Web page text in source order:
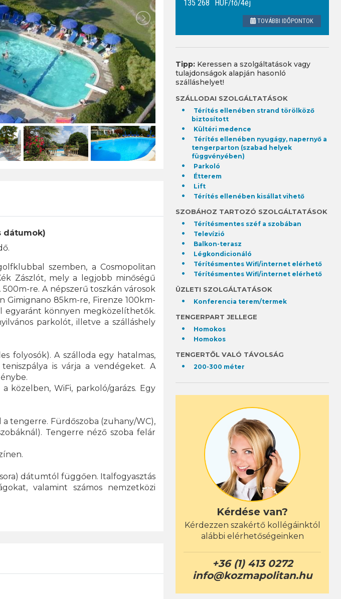
dátumok)
szemben, a Cosmopolitan
Zászlót, mely a legjobb minőségű
re. A népszerű toszkán városok
Gimignano 85km-re, Firenze 100km-
egyaránt könnyen megközelíthetők.
parkolót, illetve a szálláshely
folyosók). A szálloda egy hatalmas,
is várja a vendégeket. A
közelben, WiFi, parkoló/garázs. Egy
tengerre. Fürdőszoba (zuhany/WC),
Tengerre néző szoba felár
dátumtól függően. Italfogyasztás
valamint számos nemzetközi
135 268
HUF/fő/4éj
TOVÁBBI IDŐPONTOK
Tipp: Keressen a szolgáltatások vagy
tulajdonságok alapján hasonló
szálláshelyet!
SZÁLLODAI SZOLGÁLTATÁSOK
Térítés ellenében strand törölköző
biztosított
Kültéri medence
Térítés ellenében nyugágy, napernyő a
tengerparton (szabad helyek
függvényében)
Parkoló
Étterem
Lift
Térítés ellenében kisállat vihető
SZOBÁHOZ TARTOZÓ SZOLGÁLTATÁSOK
Térítésmentes széf a szobában
Televízió
Balkon-terasz
Légkondicionáló
Térítésmentes Wifi/internet elérhető
Térítésmentes Wifi/internet elérhető
ÜZLETI SZOLGÁLTATÁSOK
Konferencia terem/termek
TENGERPART JELLEGE
Homokos
Homokos
TENGERTŐL VALÓ TÁVOLSÁG
200-300 méter
Kérdése van?
Kérdezzen szakértő kollégáinktól
alábbi elérhetőségeinken
+36 (1) 413 0272
info@kozmapolitan.hu